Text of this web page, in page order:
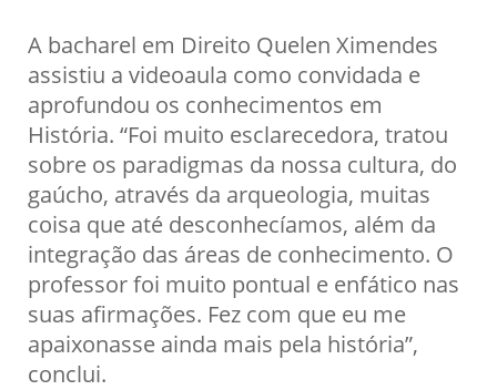
A bacharel em Direito Quelen Ximendes
assistiu a videoaula como convidada e
aprofundou os conhecimentos em
História. “Foi muito esclarecedora, tratou
sobre os paradigmas da nossa cultura, do
gaúcho, através da arqueologia, muitas
coisa que até desconhecíamos, além da
integração das áreas de conhecimento. O
professor foi muito pontual e enfático nas
suas afirmações. Fez com que eu me
apaixonasse ainda mais pela história”,
conclui.